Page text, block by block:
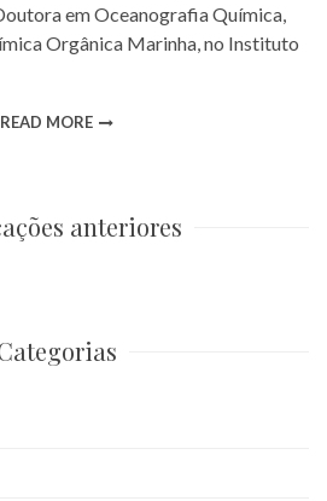
em Oceanografia Química,
Orgânica Marinha, no Instituto
READ MORE
anteriores